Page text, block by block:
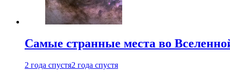
Самые странные места во
2 года спустя2 года спустя